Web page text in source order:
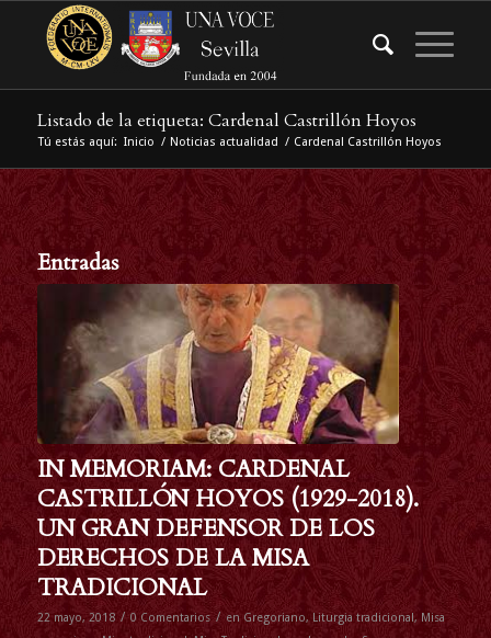
Listado de la etiqueta: Cardenal Castrillón Hoyos
Tú estás aquí: Inicio / Noticias actualidad / Cardenal Castrillón Hoyos
Entradas
IN MEMORIAM: CARDENAL
CASTRILLÓN HOYOS (1929-2018).
UN GRAN DEFENSOR DE LOS
DERECHOS DE LA MISA
TRADICIONAL
22 mayo, 2018 / 0 Comentarios / en Gregoriano, Liturgia tradicional , Misa